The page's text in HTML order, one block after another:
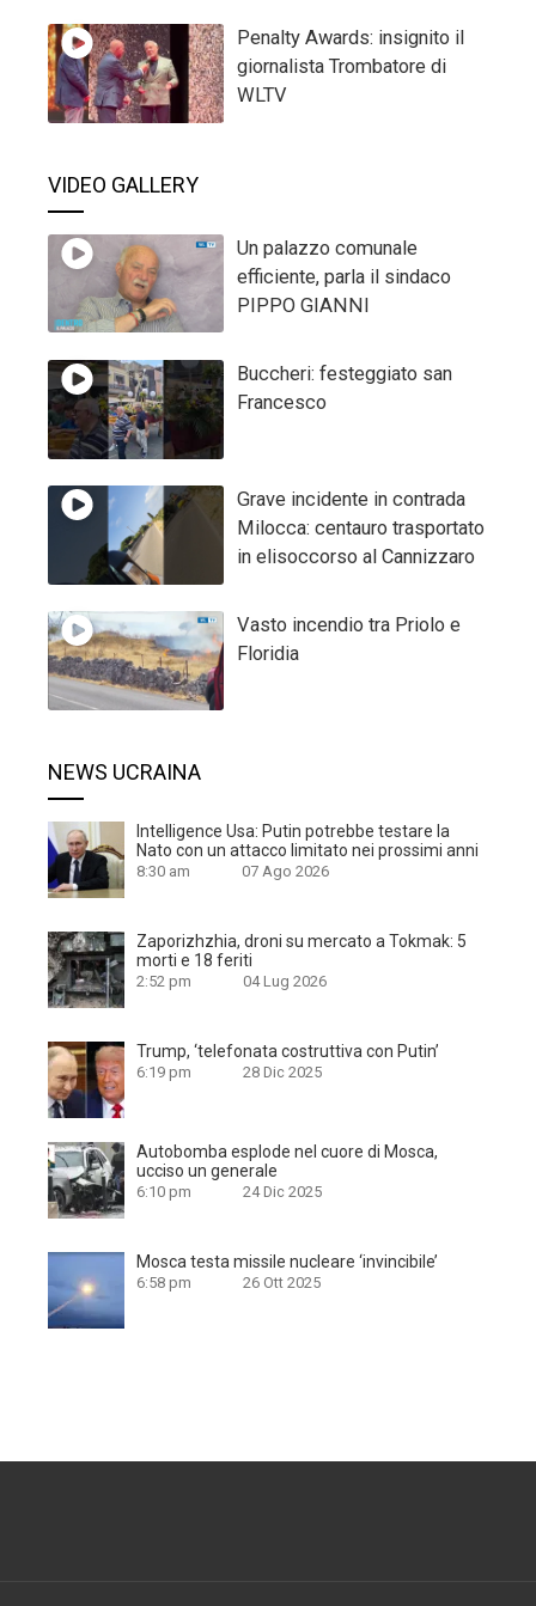
Penalty Awards: insignito il
giornalista Trombatore di
WLTV
VIDEO GALLERY
Un palazzo comunale
efficiente, parla il sindaco
PIPPO GIANNI
Buccheri: festeggiato san
Francesco
Grave incidente in contrada
Milocca: centauro trasportato
in elisoccorso al Cannizzaro
Vasto incendio tra Priolo e
Floridia
NEWS UCRAINA
Intelligence Usa: Putin potrebbe testare la
Nato con un attacco limitato nei prossimi anni
8:30 am 07 Ago 2026
Zaporizhzhia, droni su mercato a Tokmak: 5
morti e 18 feriti
2:52 pm 04 Lug 2026
Trump, ‘telefonata costruttiva con Putin’
6:19 pm 28 Dic 2025
Autobomba esplode nel cuore di Mosca,
ucciso un generale
6:10 pm 24 Dic 2025
Mosca testa missile nucleare ‘invincibile’
6:58 pm 26 Ott 2025